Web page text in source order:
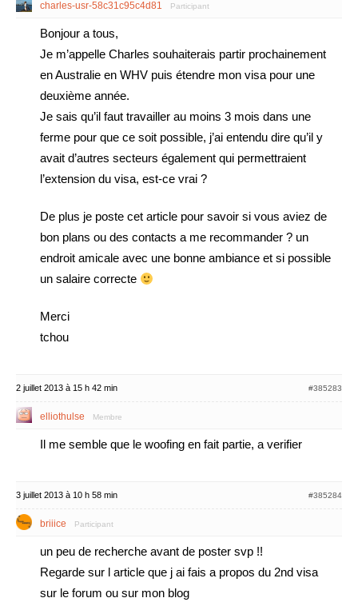
charles-usr-58c31c95c4d81 Participant
Bonjour a tous,
Je m’appelle Charles souhaiterais partir prochainement
en Australie en WHV puis étendre mon visa pour une
deuxième année.
Je sais qu’il faut travailler au moins 3 mois dans une
ferme pour que ce soit possible, j’ai entendu dire qu’il y
avait d’autres secteurs également qui permettraient
l’extension du visa, est-ce vrai ?
De plus je poste cet article pour savoir si vous aviez de
bon plans ou des contacts a me recommander ? un
endroit amicale avec une bonne ambiance et si possible
un salaire correcte
Merci
tchou
2 juillet 2013 à 15 h 42 min #385283
elliothulse Membre
Il me semble que le woofing en fait partie, a verifier
3 juillet 2013 à 10 h 58 min #385284
briiice Participant
un peu de recherche avant de poster svp !!
Regarde sur l article que j ai fais a propos du 2nd visa
sur le forum ou sur mon blog